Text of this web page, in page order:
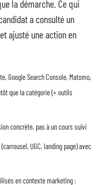
la démarche. Ce qui
a consulté un
ajusté une action en
Google Search Console, Matomo,
que la catégorie (« outils
concrète, pas à un cours suivi
UGC, landing page) avec
en contexte marketing :